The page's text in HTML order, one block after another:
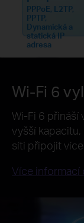
PPPoE, L2TP,
PPTP,
Dynamická a
statická IP
adresa
Wi-Fi 6
Wi-Fi 6 přináší
vyšší
síti připojit
Více informací